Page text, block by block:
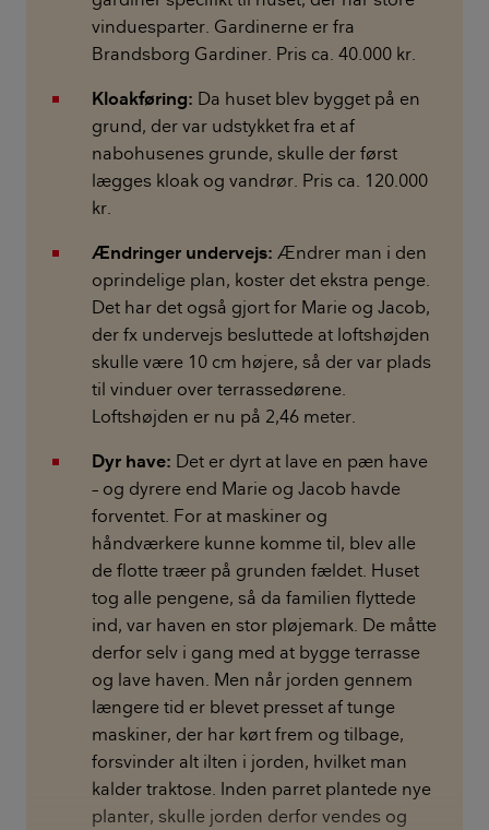
vinduesparter. Gardinerne er fra
Brandsborg Gardiner. Pris ca. 40.000 kr.
Kloakføring: Da huset blev bygget på en
grund, der var udstykket fra et af
nabohusenes grunde, skulle der først
lægges kloak og vandrør. Pris ca. 120.000
kr.
Ændringer undervejs: Ændrer man i den
oprindelige plan, koster det ekstra penge.
Det har det også gjort for Marie og Jacob,
der fx undervejs besluttede at loftshøjden
skulle være 10 cm højere, så der var plads
til vinduer over terrassedørene.
Loftshøjden er nu på 2,46 meter.
Dyr have: Det er dyrt at lave en pæn have
– og dyrere end Marie og Jacob havde
forventet. For at maskiner og
håndværkere kunne komme til, blev alle
de flotte træer på grunden fældet. Huset
tog alle pengene, så da familien flyttede
ind, var haven en stor pløjemark. De måtte
derfor selv i gang med at bygge terrasse
og lave haven. Men når jorden gennem
længere tid er blevet presset af tunge
maskiner, der har kørt frem og tilbage,
forsvinder alt ilten i jorden, hvilket man
kalder traktose. Inden parret plantede nye
planter, skulle jorden derfor vendes og